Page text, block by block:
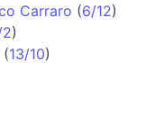
Carraro (6/12)
)
(13/10)